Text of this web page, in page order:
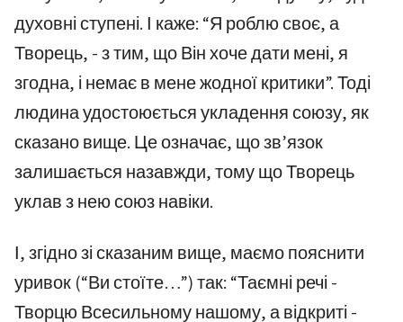
духовні ступені. І каже: “Я роблю своє, а
Творець, - з тим, що Він хоче дати мені, я
згодна, і немає в мене жодної критики”. Тоді
людина удостоюється укладення союзу, як
сказано вище. Це означає, що зв’язок
залишається назавжди, тому що Творець
уклав з нею союз навіки.
І, згідно зі сказаним вище, маємо пояснити
уривок (“Ви стоїте…”) так: “Таємні речі -
Творцю Всесильному нашому, а відкриті -